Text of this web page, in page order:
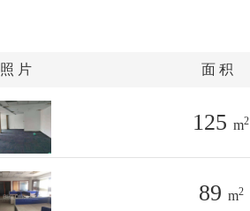
照 片 面 积
125 m2
89 m2